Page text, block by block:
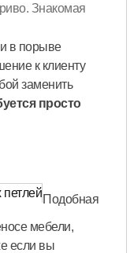
Знакомая
и в порыве
к клиенту
заменить
просто
Подобная
мебели,
если вы